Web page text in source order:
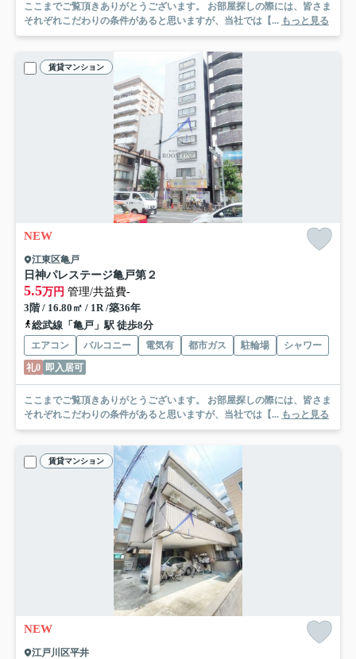
ここまでご覧頂きありがとうございます。 お部屋探しの際には、皆さま
それぞれこだわりの条件があると思いますが、当社では【... もっと見る
賃貸マンション
NEW
江東区亀戸
日神パレステージ亀戸第２
5.5万円 管理/共益費-
3階 / 16.80㎡ / 1R /築36年
総武線「亀戸」駅 徒歩8分
エアコン バルコニー 電気有 都市ガス 駐輪場
シャワー
礼0 即入居可
ここまでご覧頂きありがとうございます。 お部屋探しの際には、皆さま
それぞれこだわりの条件があると思いますが、当社では【... もっと見る
賃貸マンション
NEW
江戸川区平井